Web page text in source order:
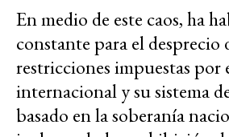
En medio de este caos, ha
constante para el desprecio
restricciones impuestas por
internacional y su sistema
basado en la soberanía